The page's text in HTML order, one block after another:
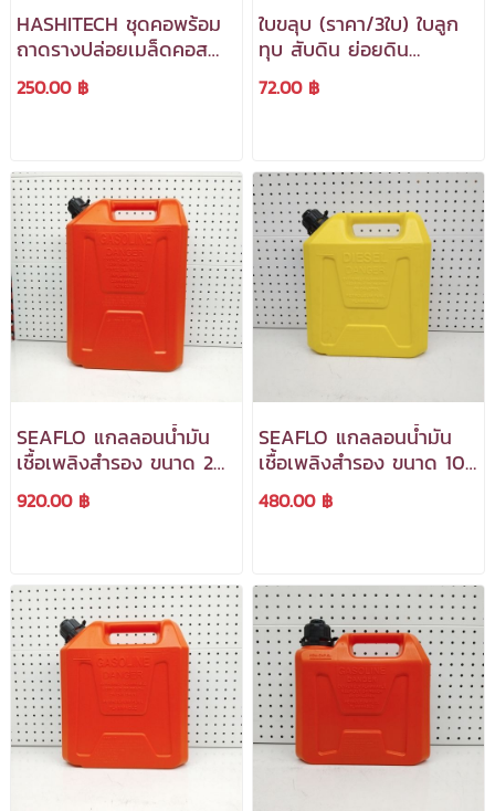
HASHITECH ชุดคอพร้อม
ถาดรางปล่อยเมล็ดคอส
แตน ขนาด 3 นิ้ว ( สีเขียว
) ***สามารถออกใบกำกับ
250.00 ฿
ใบขลุบ (ราคา/3ใบ) ใบลูก
ทุบ สับดิน ย่อยดิน
***สามารถออกใบกำกับ
ภาษีได้***
72.00 ฿
SEAFLO แกลลอนน้ำมัน
เชื้อเพลิงสำรอง ขนาด 20
ลิตร (ถังสีแดง)
***สามารถออกใบกำกับ
920.00 ฿
SEAFLO แกลลอนน้ำมัน
เชื้อเพลิงสำรอง ขนาด 10
ลิตร (ถังสีเหลือง)
***สามารถออกใบกำกับ
480.00 ฿